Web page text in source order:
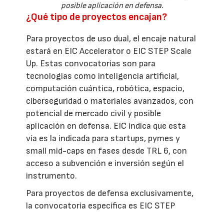
posible aplicación en defensa.
¿Qué tipo de proyectos encajan?
Para proyectos de uso dual, el encaje natural
estará en EIC Accelerator o EIC STEP Scale
Up. Estas convocatorias son para
tecnologías como inteligencia artificial,
computación cuántica, robótica, espacio,
ciberseguridad o materiales avanzados, con
potencial de mercado civil y posible
aplicación en defensa. EIC indica que esta
vía es la indicada para startups, pymes y
small mid-caps en fases desde TRL 6, con
acceso a subvención e inversión según el
instrumento.
Para proyectos de defensa exclusivamente,
la convocatoria específica es EIC STEP